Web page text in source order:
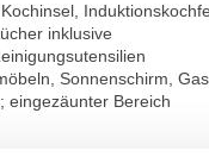
inklusive
Sonnenschirm,
eingezäunter Bereich